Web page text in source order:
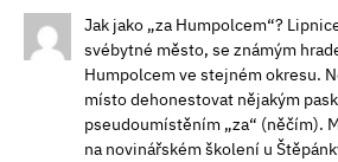
Jak jako „za Humpolcem“?
svébytné město, se známým
Humpolcem ve stejném okresu.
místo dehonestovat nějakým
pseudoumístěním „za“ (něčím).
na novinářském školení u